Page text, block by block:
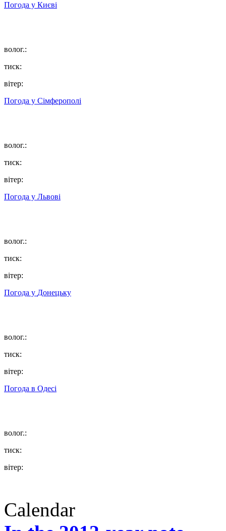
Погода у Києві
волог.:
тиск:
вітер:
Погода у Сімферополі
волог.:
тиск:
вітер:
Погода у Львові
волог.:
тиск:
вітер:
Погода у Донецьку
волог.:
тиск:
вітер:
Погода в Одесі
волог.:
тиск:
вітер:
Calendar